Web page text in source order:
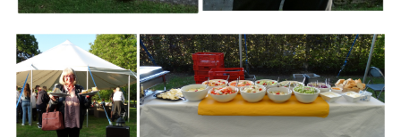
Branding
ARMCHAIR